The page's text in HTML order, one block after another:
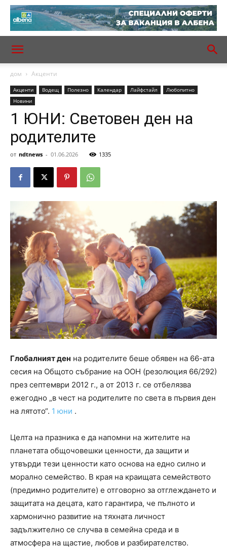
дом Акценти
Акценти Водещ Полезно Календар Лайфстайл
Любопитно
Новини
1 ЮНИ: Световен ден на
родителите
от ndtnews - 01.06.2026 1335
Глобалният ден на родителите беше обявен на 66-ата
сесия на Общото събрание на ООН (резолюция 66/292)
през септември 2012 г., а от 2013 г. се отбелязва
ежегодно „в чест на родителите по света в първия ден
на лятото“. 1 юни .
Целта на празника е да напомни на жителите на
планетата общочовешки ценности, да защити и
утвърди тези ценности като основа на едно силно и
морално семейство. В края на краищата семейството
(предимно родителите) е отговорно за отглеждането и
защитата на децата, като гарантира, че пълното и
хармонично развитие на тяхната личност
задължително се случва в семейна среда и в
атмосфера на щастие, любов и разбирателство.